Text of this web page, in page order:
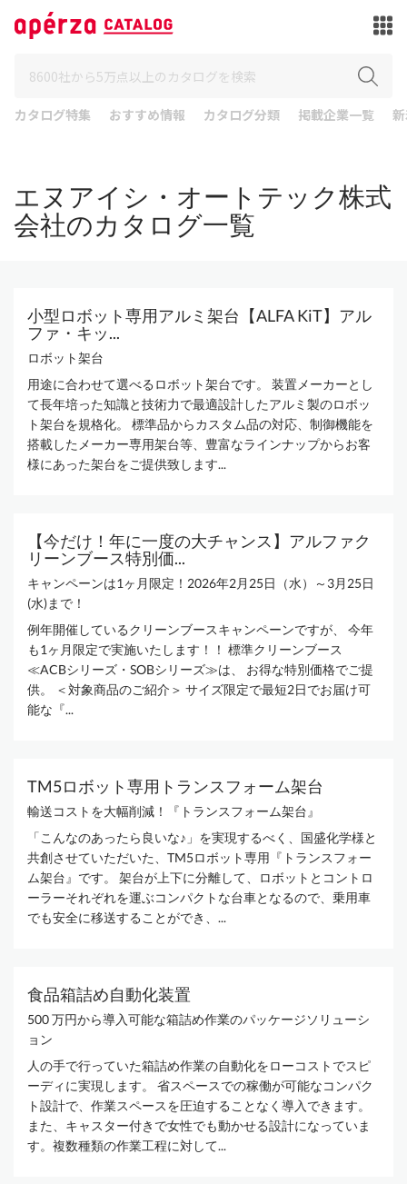
カタログ特集 おすすめ情報 カタログ分類 掲載企業一覧
エヌアイシ・オートテック株式
会社のカタログ一覧
小型ロボット専用アルミ架台【ALFA KiT】アル
ファ・キッ...
ロボット架台
用途に合わせて選べるロボット架台です。 装置メーカーとし
て長年培った知識と技術力で最適設計したアルミ製のロボッ
ト架台を規格化。 標準品からカスタム品の対応、制御機能を
搭載したメーカー専用架台等、豊富なラインナップからお客
様にあった架台をご提供致します...
【今だけ！年に一度の大チャンス】アルファク
リーンブース特別価...
キャンペーンは1ヶ月限定！2026年2月25日（水）～3月25日
(水)まで！
例年開催しているクリーンブースキャンペーンですが、 今年
も1ヶ月限定で実施いたします！！ 標準クリーンブース
≪ACBシリーズ・SOBシリーズ≫は、 お得な特別価格でご提
供。 ＜対象商品のご紹介＞ サイズ限定で最短2日でお届け可
能な『...
TM5ロボット専用トランスフォーム架台
輸送コストを大幅削減！『トランスフォーム架台』
「こんなのあったら良いな♪」を実現するべく、国盛化学様と
共創させていただいた、TM5ロボット専用『トランスフォー
ム架台』です。 架台が上下に分離して、ロボットとコントロ
ーラーそれぞれを運ぶコンパクトな台車となるので、乗用車
でも安全に移送することができ、...
食品箱詰め自動化装置
500 万円から導入可能な箱詰め作業のパッケージソリューシ
ョン
人の手で行っていた箱詰め作業の自動化をローコストでスピ
ーディに実現します。 省スペースでの稼働が可能なコンパク
ト設計で、作業スペースを圧迫することなく導入できます。
また、キャスター付きで女性でも動かせる設計になっていま
す。複数種類の作業工程に対して...